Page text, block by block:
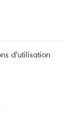
d'utilisation